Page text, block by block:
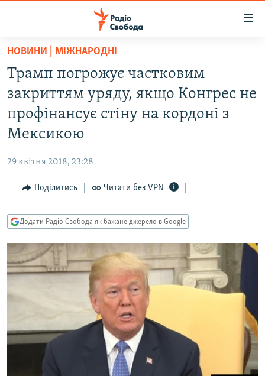
Перейти
основного
матеріалу
Перейти
до
основної
Перейти
пошуку
ВСЕ ЗА ДОБУ
СТАТТІ
КУЛЬТУРА
СПОРТ
СВІТ
ВІЙНА
ДОНБАС.РЕАЛІЇ
КРИМ.РЕАЛІЇ
ТИ ЯК?
КИТАЙ.ВИКЛИКИ
МУЛЬТИМЕДІА
ФОТО
СПЕЦПРОЄКТИ
ПОДКАСТИ
НОВИНИ | МІЖНАРОДНІ
Трамп погрожує частковим
закриттям уряду, якщо Конгрес не
профінансує стіну на кордоні з
Мексикою
29 квітня 2018, 23:28
Поділитись Читати без VPN
Додати Радіо Свобода як бажане джерело в Google